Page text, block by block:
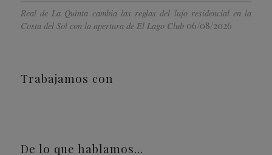
Real de La Quinta cambia las reglas del lujo residencial en la
Costa del Sol con la apertura de El Lago Club 06/08/2026
Trabajamos con
De lo que hablamos…